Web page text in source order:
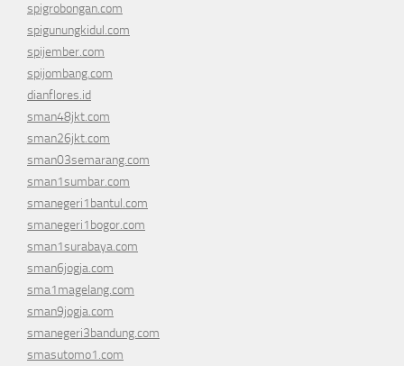
spigrobongan.com
spigunungkidul.com
spijember.com
spijombang.com
dianflores.id
sman48jkt.com
sman26jkt.com
sman03semarang.com
sman1sumbar.com
smanegeri1bantul.com
smanegeri1bogor.com
sman1surabaya.com
sman6jogja.com
sma1magelang.com
sman9jogja.com
smanegeri3bandung.com
smasutomo1.com